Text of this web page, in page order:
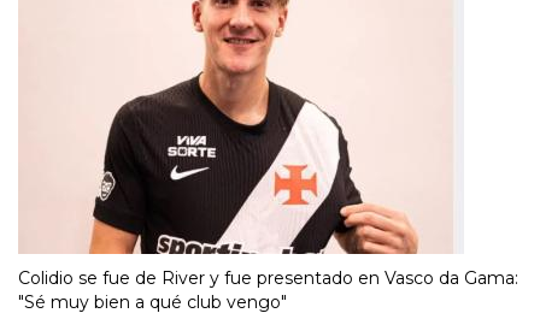
Colidio se fue de River y fue presentado en Vasco da Gama:
"Sé muy bien a qué club vengo"